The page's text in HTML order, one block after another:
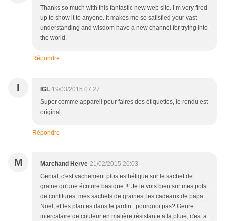
Thanks so much with this fantastic new web site. I’m very fired
up to show it to anyone. It makes me so satisfied your vast
understanding and wisdom have a new channel for trying into
the world.
Répondre
I IGL 19/03/2015 07:27
Super comme appareil pour faires des étiquettes, le rendu est
original
Répondre
M Marchand Herve 21/02/2015 20:03
Genial, c'est vachement plus esthétique sur le sachet de
graine qu'une écriture basique !!! Je le vois bien sur mes pots
de confitures, mes sachets de graines, les cadeaux de papa
Noel, et les plantes dans le jardin...pourquoi pas? Genre
intercalaire de couleur en matière résistante a la pluie, c'est a